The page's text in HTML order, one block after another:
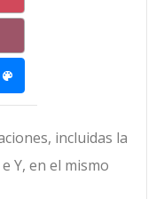
incluidas la
Y, en el mismo